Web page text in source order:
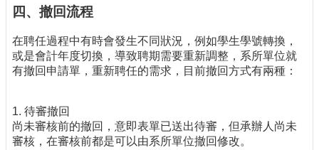
四、撤回流程
在聘任過程中有時會發生不同狀況，例如學生學號轉換，
或是會計年度切換，導致聘期需要重新調整，系所單位就
有撤回申請單，重新聘任的需求，目前撤回方式有兩種：
1. 待審撤回
尚未審核前的撤回，意即表單已送出待審，但承辦人尚未
審核，在審核前都是可以由系所單位撤回修改。